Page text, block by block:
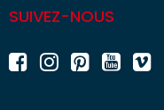
SUIVEZ-NOUS